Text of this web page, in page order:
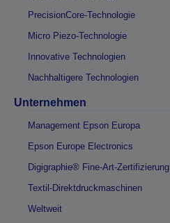
PrecisionCore-Technologie
Micro Piezo-Technologie
Innovative Technologien
Nachhaltigere Technologien
Unternehmen
Management Epson Europa
Epson Europe Electronics
Digigraphie® Fine-Art-Zertifizierung
Textil-Direktdruckmaschinen
Weltweit